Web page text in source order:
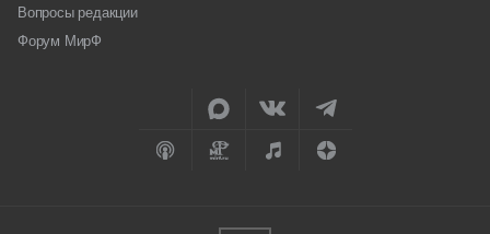
Вопросы редакции
Форум МирФ